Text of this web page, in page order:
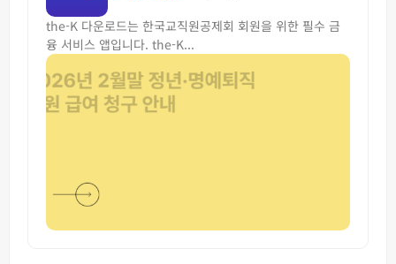
the-K 다운로드는 한국교직원공제회 회원을 위한 필수 금
융 서비스 앱입니다. the-K...